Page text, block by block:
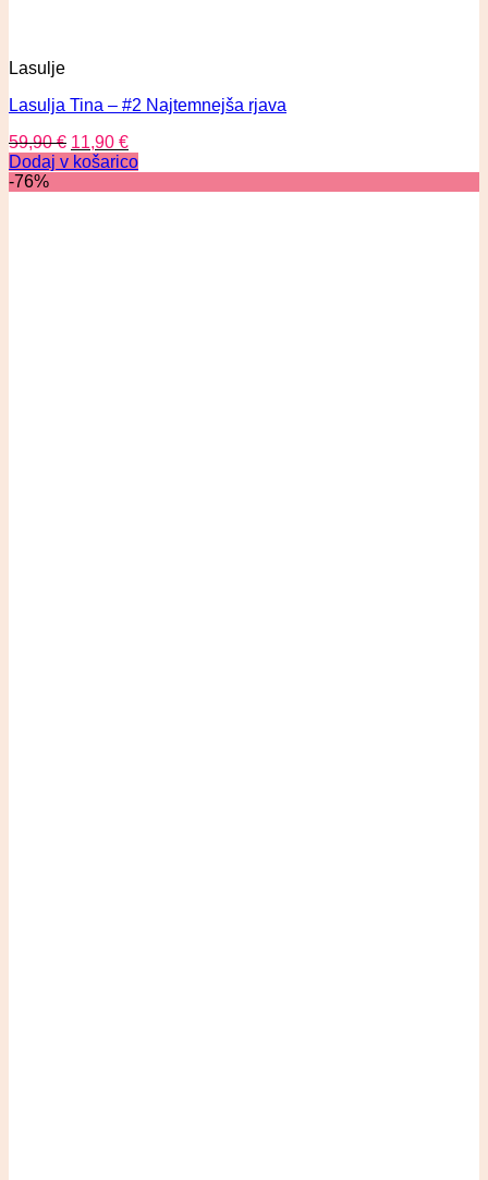
Lasulje
Lasulja Tina – #2 Najtemnejša rjava
59,90€ 11,90 €
Dodaj v košarico
-76%